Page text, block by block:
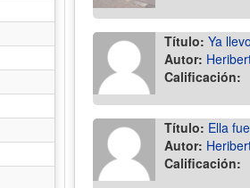
Título: Ya
Autor:
Calificación:
Título: Ella
Autor:
Calificación: